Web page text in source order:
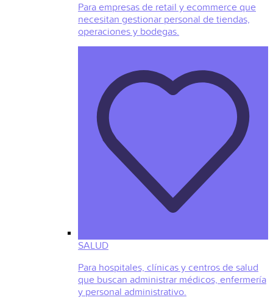
Para empresas de retail y ecommerce que
necesitan gestionar personal de tiendas,
operaciones y bodegas.
SALUD
Para hospitales, clínicas y centros de salud
que buscan administrar médicos, enfermería
y personal administrativo.